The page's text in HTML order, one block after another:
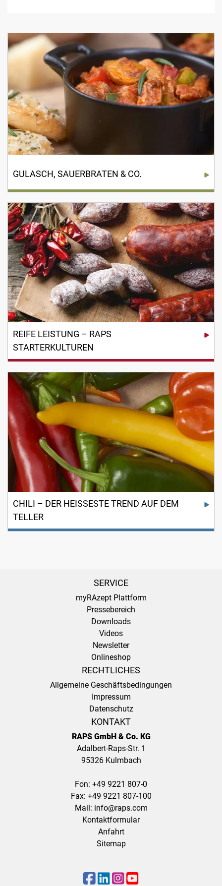
GULASCH, SAUERBRATEN & CO.
Klassische deutsche Hausmannskost begeistert wieder
und liegt voll im Trend.
REIFE LEISTUNG – RAPS
STARTERKULTUREN
Starterkulturen – Rohwurst gilt als Königsdisziplin der
Wurstproduktion. Beliebte Rohwurst wie Salami ist
daher in Ländern wie Deutschland, Italien, Frankreich
und Spanien ein Inbegriff kulinarischer Qualitätsware,
an die Kunden hohe Geschmackserwartungen haben.
CHILI – DER HEISSESTE TREND AUF DEM
TELLER
SERVICE
myRAzept Plattform
Pressebereich
Downloads
Videos
Newsletter
Onlineshop
RECHTLICHES
Allgemeine Geschäftsbedingungen
Impressum
Datenschutz
KONTAKT
RAPS GmbH & Co. KG
Adalbert-Raps-Str. 1
95326 Kulmbach
Fon: +49 9221 807-0
Fax: +49 9221 807-100
Mail: info@raps.com
Kontaktformular
Anfahrt
Sitemap